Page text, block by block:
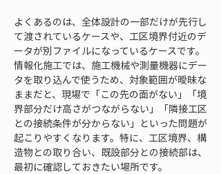
よくあるのは、全体設計の一部だけが先行し
て渡されているケースや、工区境界付近のデ
ータが別ファイルになっているケースです。
情報化施工では、施工機械や測量機器にデー
タを取り込んで使うため、対象範囲が曖昧な
ままだと、現場で「この先の面がない」「境
界部分だけ高さがつながらない」「隣接工区
との接続条件が分からない」といった問題が
起こりやすくなります。特に、工区境界、構
造物との取り合い、既設部分との接続部は、
最初に確認しておきたい場所です。